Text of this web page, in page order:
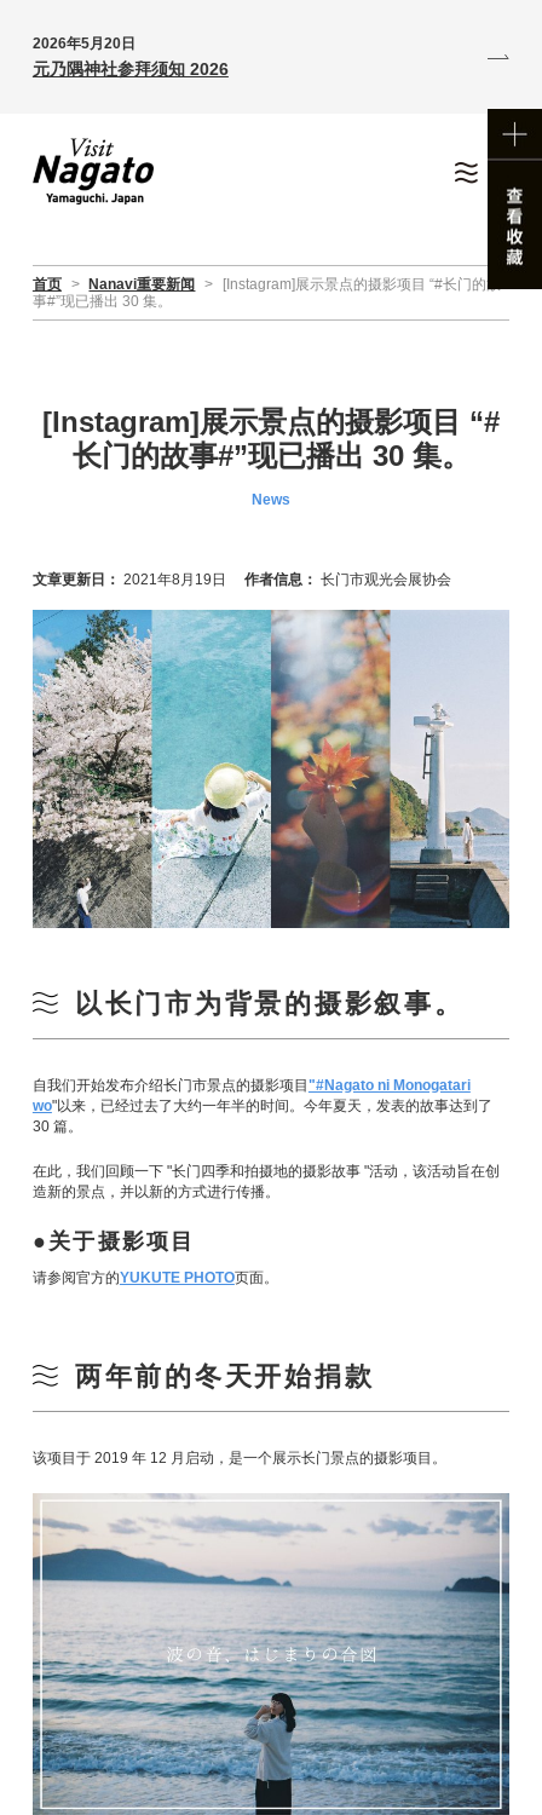
2026年5月20日
元乃隅神社参拜须知 2026
首页 > Nanavi重要新闻 >
[Instagram]展示景点的摄影项目 “#长门的故
事#”现已播出 30 集。
[Instagram]展示景点的摄影项目 “#
长门的故事#”现已播出 30 集。
News
文章更新日： 2021年8月19日 作者信息： 长门市观光会展协会
以长门市为背景的摄影叙事。
自我们开始发布介绍长门市景点的摄影项目"#Nagato ni Monogatari
wo"以来，已经过去了大约一年半的时间。今年夏天，发表的故事达到了
30 篇。
在此，我们回顾一下 "长门四季和拍摄地的摄影故事 "活动，该活动旨在创
造新的景点，并以新的方式进行传播。
关于摄影项目
请参阅官方的YUKUTE PHOTO页面。
两年前的冬天开始捐款
该项目于 2019 年 12 月启动，是一个展示长门景点的摄影项目。